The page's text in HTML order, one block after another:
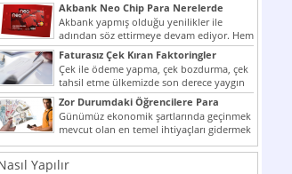
Akbank Neo Chip Para Nerelerde
Kullanılır?
Akbank yapmış olduğu yenilikler ile
adından söz ettirmeye devam ediyor. Hem
müşteri potansiyelini arttırmak hem...
Faturasız Çek Kıran Faktoringler
Çek ile ödeme yapma, çek bozdurma, çek
tahsil etme ülkemizde son derece yaygın
bir şekilde...
Zor Durumdaki Öğrencilere Para
Yardımı
Günümüz ekonomik şartlarında geçinmek
mevcut olan en temel ihtiyaçları gidermek
dahi son derece zor olmak...
Yapılır